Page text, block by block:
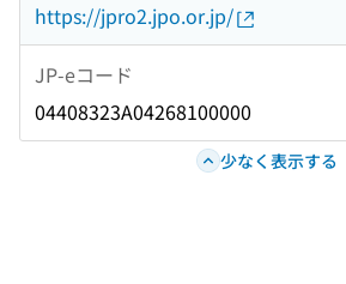
https://jpro2.jpo.or.jp/
JP-eコード
04408323A04268100000
少なく表示する